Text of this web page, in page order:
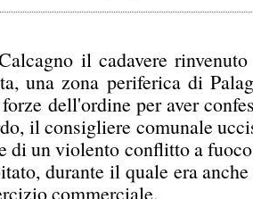
il cadavere
una zona periferica di
dell'ordine per aver
il consigliere comunale
di un violento conflitto a
durante il quale era
commerciale.